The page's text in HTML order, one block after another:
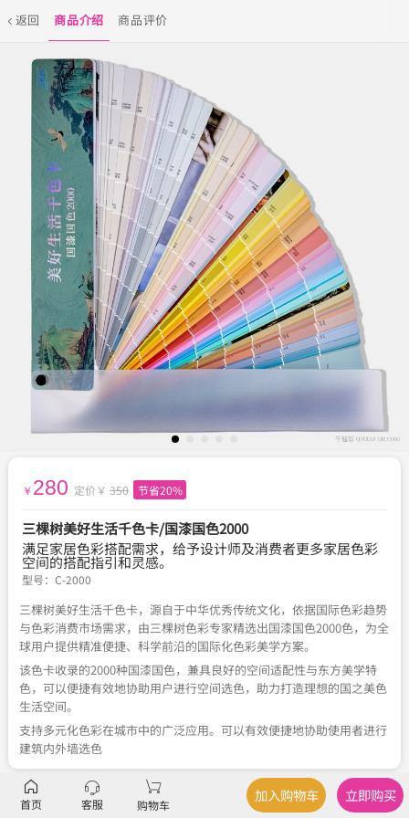
返回 商品介绍 商品评价
￥ 280 定价￥ 350 节省20%
三棵树美好生活千色卡/国漆国色2000
满足家居色彩搭配需求，给予设计师及消费者更多家居色彩
空间的搭配指引和灵感。
型号： C-2000
三棵树美好生活千色卡，源自于中华优秀传统文化，依据国际色彩趋势
与色彩消费市场需求，由三棵树色彩专家精选出国漆国色2000色，为全
球用户提供精准便捷、科学前沿的国际化色彩美学方案。
该色卡收录的2000种国漆国色，兼具良好的空间适配性与东方美学特
色，可以便捷有效地协助用户进行空间选色，助力打造理想的国之美色
生活空间。
支持多元化色彩在城市中的广泛应用。可以有效便捷地协助使用者进行
建筑内外墙选色
描述 产品规格
首页 客服 购物车
加入购物车 立即购买